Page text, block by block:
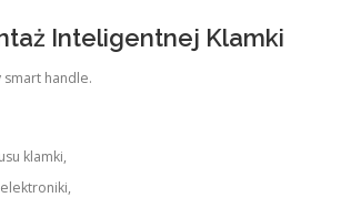
Inteligentnej Klamki
handle.
klamki,